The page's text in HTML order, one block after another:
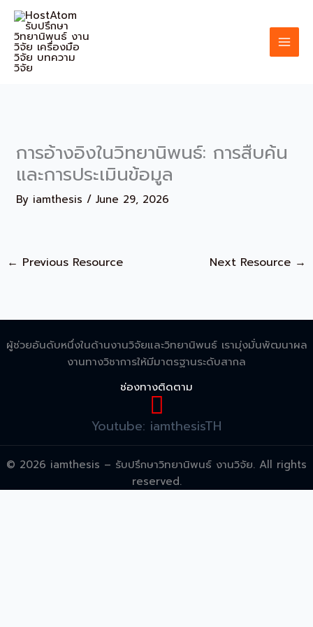
Skip
content
การอ้างอิงในวิทยานิพนธ์: การสืบค้น
และการประเมินข้อมูล
By iamthesis/June 29, 2026
← Previous Resource Next Resource →
ผู้ช่วยอันดับหนึ่งในด้านงานวิจัยและวิทยานิพนธ์ เรามุ่งมั่นพัฒนาผล
งานทางวิชาการให้มีมาตรฐานระดับสากล
ช่องทางติดตาม
Youtube: iamthesisTH
© 2026 iamthesis – รับปรึกษาวิทยานิพนธ์ งานวิจัย. All rights
reserved.